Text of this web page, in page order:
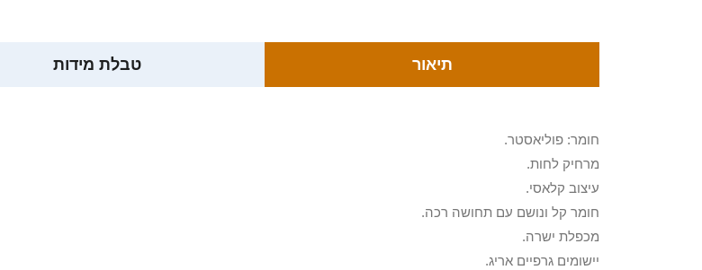
תיאור טבלת מידות
חומר: פוליאסטר.
מרחיק לחות.
עיצוב קלאסי.
חומר קל ונושם עם תחושה רכה.
מכפלת ישרה.
יישומים גרפיים אריג.